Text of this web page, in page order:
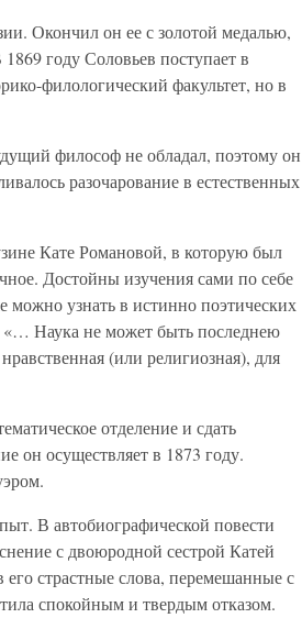
Окончил он ее с золотой медалью,
году Соловьев поступает в
филологический факультет, но в
философ не обладал, поэтому он
разочарование в естественных
Кате Романовой, в которую был
Достойны изучения сами по себе
можно узнать в истинно поэтических
«… Наука не может быть последнею
(или религиозная), для
отделение и сдать
он осуществляет в 1873 году.
В автобиографической повести
с двоюродной сестрой Катей
страстные слова, перемешанные с
спокойным и твердым отказом.